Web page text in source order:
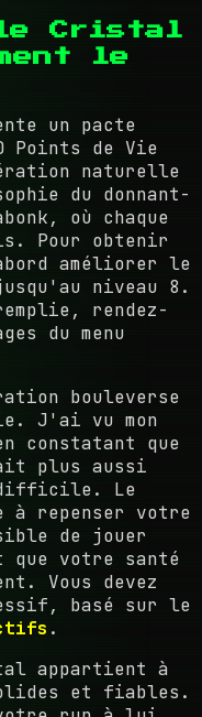
le Cristal
le
un pacte
Points de Vie
naturelle
du donnant-
où chaque
Pour obtenir
améliorer le
niveau 8.
rendez-
du menu
bouleverse
J'ai vu mon
constatant que
plus aussi
difficile. Le
à repenser votre
de jouer
que votre santé
Vous devez
basé sur le
.
appartient à
et fiables.